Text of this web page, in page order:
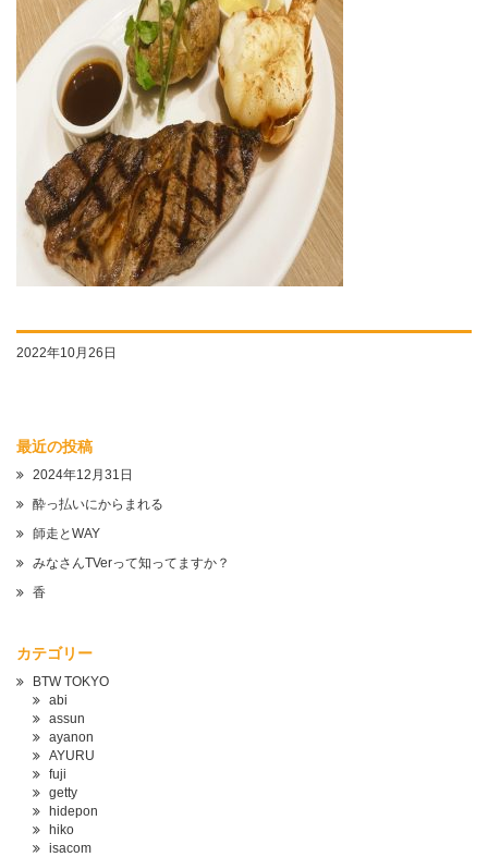
2022年10月26日
最近の投稿
2024年12月31日
酔っ払いにからまれる
師走とWAY
みなさんTVerって知ってますか？
香
カテゴリー
BTW TOKYO
abi
assun
ayanon
AYURU
fuji
getty
hidepon
hiko
isacom